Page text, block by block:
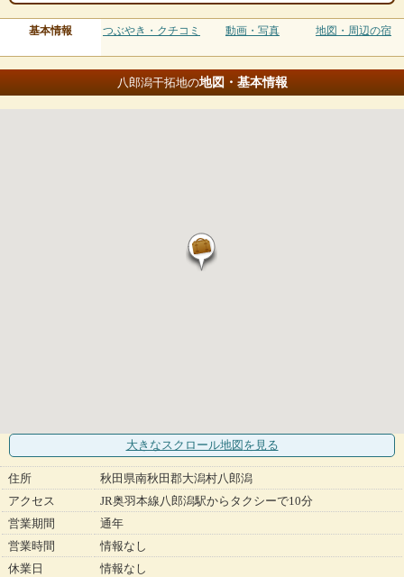
基本情報 つぶやき・クチコミ 動画・写真 地図・周辺の宿
八郎潟干拓地の地図・基本情報
大きなスクロール地図 を見る
住所
秋田県南秋田郡大潟村八郎潟
アクセス
JR奥羽本線八郎潟駅からタクシーで10分
営業期間
通年
営業時間
情報なし
休業日
情報なし